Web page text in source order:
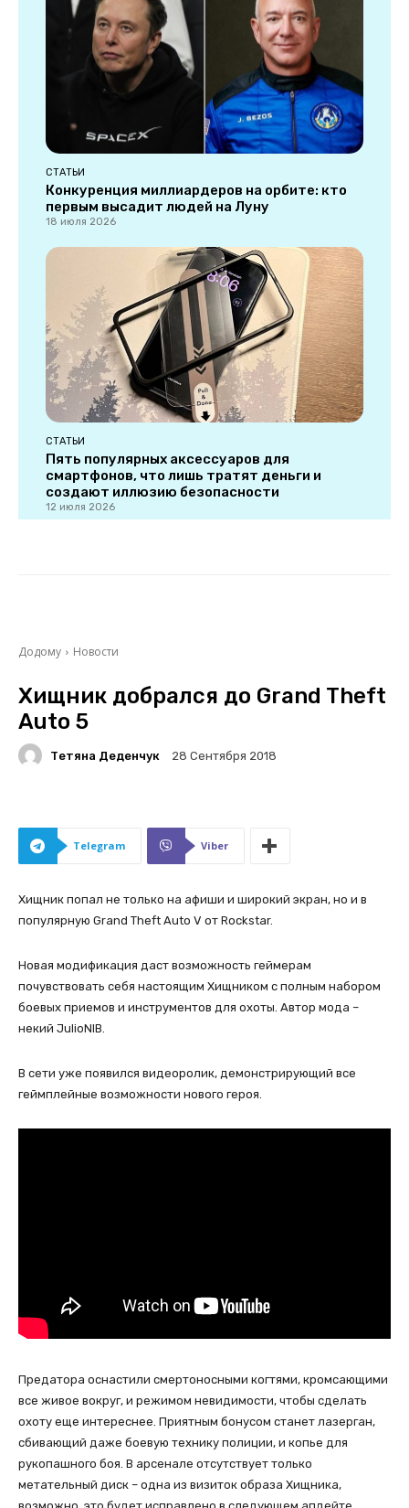
СТАТЬИ
Конкуренция миллиардеров на орбите: кто
первым высадит людей на Луну
18 июля 2026
СТАТЬИ
Пять популярных аксессуаров для
смартфонов, что лишь тратят деньги и
создают иллюзию безопасности
12 июля 2026